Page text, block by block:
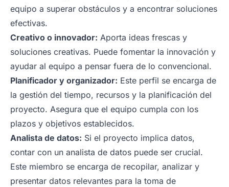
equipo a superar obstáculos y a encontrar soluciones
efectivas.
Creativo o innovador: Aporta ideas frescas y
soluciones creativas. Puede fomentar la innovación y
ayudar al equipo a pensar fuera de lo convencional.
Planificador y organizador: Este perfil se encarga de
la gestión del tiempo, recursos y la planificación del
proyecto. Asegura que el equipo cumpla con los
plazos y objetivos establecidos.
Analista de datos: Si el proyecto implica datos,
contar con un analista de datos puede ser crucial.
Este miembro se encarga de recopilar, analizar y
presentar datos relevantes para la toma de